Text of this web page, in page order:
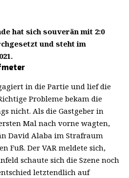
hat sich souverän mit 2:0
und steht im
in die Partie und lief die
Probleme bekam die
nicht. Als die Gastgeber in
Mal nach vorne wagten,
David Alaba im Strafraum
Fuß. Der VAR meldete sich,
schaute sich die Szene noch
letztendlich auf